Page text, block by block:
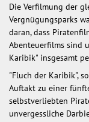
Die Verfilmung der
Vergnügungsparks
daran, dass
Abenteuerfilms sind
Karibik" insgesamt
"Fluch der Karibik",
Auftakt zu einer
selbstverliebten
unvergessliche